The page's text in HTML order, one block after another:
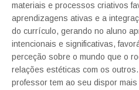
materiais e processos criativos
aprendizagens ativas e a
do currículo, gerando no aluno
intencionais e significativas,
perceção sobre o mundo que o
relações estéticas com os
professor tem ao seu dispor